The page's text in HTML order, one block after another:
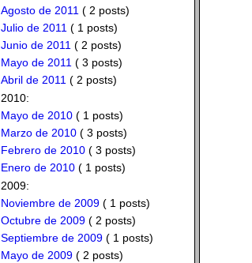
Agosto de 2011 ( 2 posts)
Julio de 2011 ( 1 posts)
Junio de 2011 ( 2 posts)
Mayo de 2011 ( 3 posts)
Abril de 2011( 2 posts)
2010:
Mayo de 2010( 1 posts)
Marzo de 2010( 3 posts)
Febrero de 2010( 3 posts)
Enero de 2010( 1 posts)
2009:
Noviembre de 2009( 1 posts)
Octubre de 2009( 2 posts)
Septiembre de 2009( 1 posts)
Mayo de 2009( 2 posts)